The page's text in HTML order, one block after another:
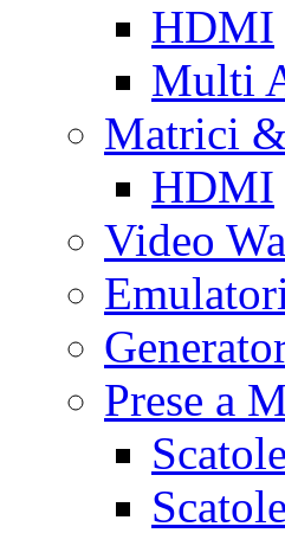
HDMI
Multi
Matrici
HDMI
Video
Prese a